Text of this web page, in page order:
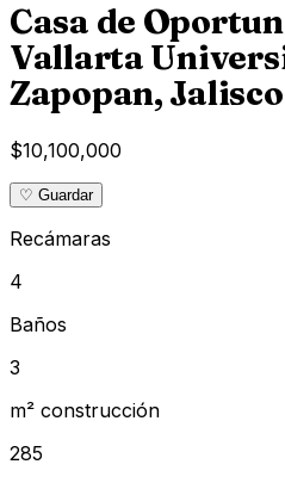
Casa de
Vallarta
Zapopan, Jalisco
$10,100,000
♡ Guardar
Recámaras
4
Baños
3
m² construcción
285